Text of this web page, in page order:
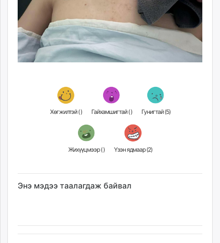
Хөгжилтэй () Гайхамшигтай () Гунигтай (5)
Жихүүцмээр () Үзэн ядмаар (2)
Энэ мэдээ таалагдаж байвал